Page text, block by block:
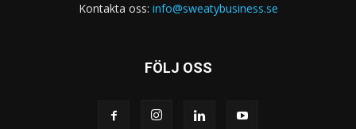
Kontakta oss: info@sweatybusiness.se
FÖLJ OSS